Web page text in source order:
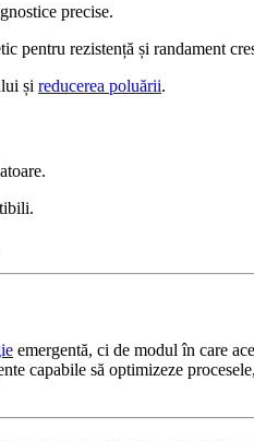
precise.
pentru rezistență și randament
și reducerea poluării.
emergentă, ci de modul în care
capabile să optimizeze